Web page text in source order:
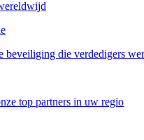
beveiliging die verdedigers
top partners in uw regio